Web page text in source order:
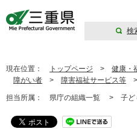
検
現在位置： トップページ > 健康・
障がい者 > 障害福祉サービス等 >
担当所属： 県庁の組織一覧 > 子ど